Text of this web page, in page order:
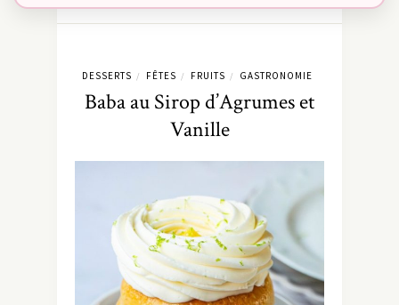
DESSERTS / FÊTES / FRUITS / GASTRONOMIE
Baba au Sirop d’Agrumes et
Vanille